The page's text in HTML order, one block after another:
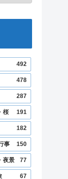
492
478
287
桜 191
182
事 150
夜景 77
67